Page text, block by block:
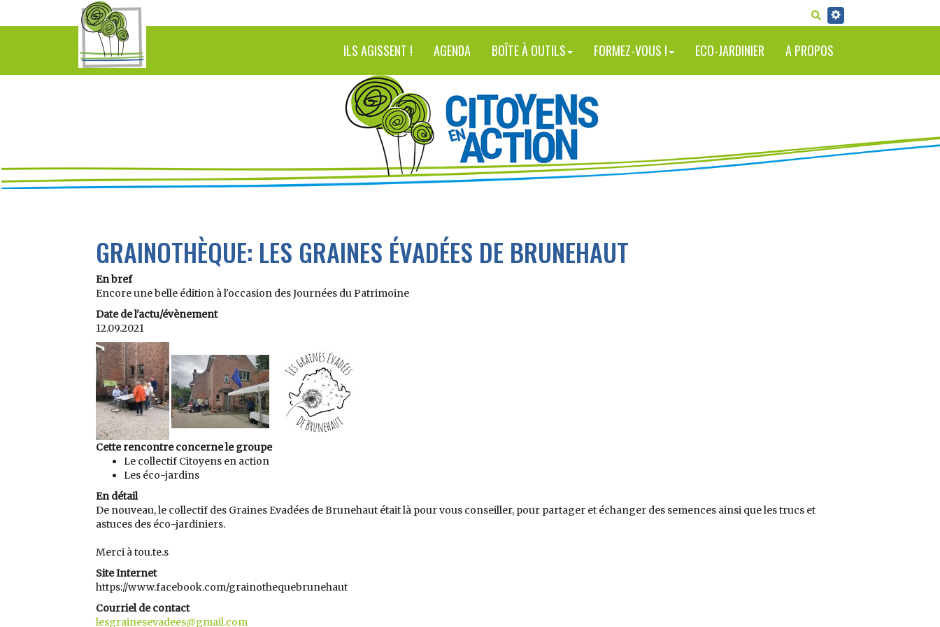
RECHERCHER
ILS AGISSENT ! AGENDA BOÎTE À OUTILS FORMEZ-VOUS ! ECO-JARDINIER A PROPOS
GRAINOTHÈQUE: LES GRAINES ÉVADÉES DE BRUNEHAUT
En bref
Encore une belle édition à l'occasion des Journées du Patrimoine
Date de l'actu/évènement
12.09.2021
Cette rencontre concerne le groupe
Le collectif Citoyens en action
Les éco-jardins
En détail
De nouveau, le collectif des Graines Evadées de Brunehaut était là pour vous conseiller, pour partager et échanger des semences ainsi que les trucs et
astuces des éco-jardiniers.
Merci à tou.te.s
Site Internet
https://www.facebook.com/grainothequebrunehaut
Courriel de contact
lesgrainesevadees@gmail.com